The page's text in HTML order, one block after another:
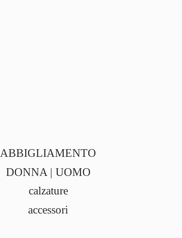
ABBIGLIAMENTO
DONNA | UOMO
calzature
accessori